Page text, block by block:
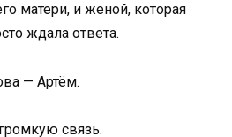
матери, и женой, которая
ждала ответа.
— Артём.
связь.